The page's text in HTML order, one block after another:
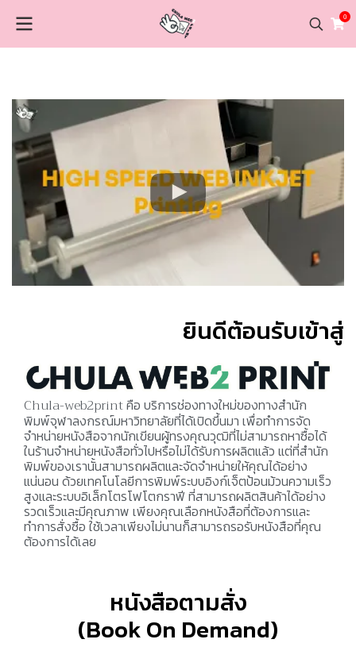
0
ยินดีต้อนรับเข้าสู่
Chula-web2printคือ บริการช่องทางใหม่ของทางสำนัก
พิมพ์จุฬาลงกรณ์มหาวิทยาลัยที่ได้เปิดขึ้นมา เพื่อทำการจัด
จำหน่ายหนังสือจากนักเขียนผู้ทรงคุณวุฒิที่ไม่สามารถหาซื้อได้
ในร้านจำหน่ายหนังสือทั่วไปหรือไม่ได้รับการผลิตแล้ว แต่ที่สำนัก
พิมพ์ของเรานั้นสามารถผลิตและจัดจำหน่ายให้คุณได้อย่าง
แน่นอน ด้วยเทคโนโลยีการพิมพ์ระบบอิงก์เจ็ตป้อนม้วนความเร็ว
สูงและระบบอิเล็กโตรโฟโตกราฟี ที่สามารถผลิตสินค้าได้อย่าง
รวดเร็วและมีคุณภาพ เพียงคุณเลือกหนังสือที่ต้องการและ
ทำการสั่งซื้อ ใช้เวลาเพียงไม่นานก็สามารถรอรับหนังสือที่คุณ
ต้องการได้เลย
หนังสือตามสั่ง
(Book On Demand)